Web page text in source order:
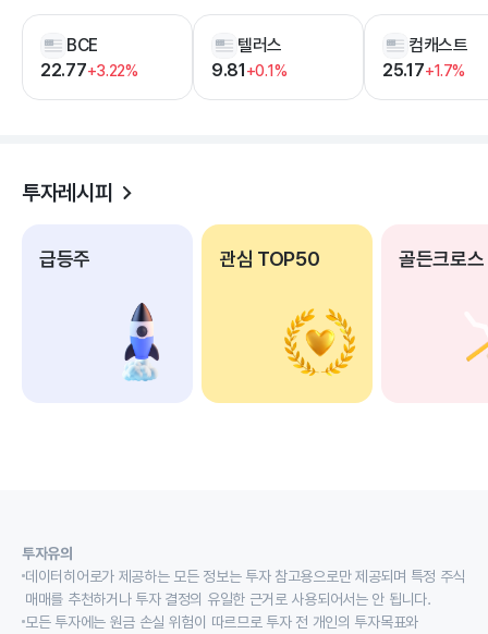
BCE
22.77+3.22%
텔러스
9.81+0.1%
컴캐스트
25.17+1.7%
투자레시피
급등주 관심 TOP50 골든크로스
투자유의
데이터히어로가 제공하는 모든 정보는 투자 참고용으로만 제공되며 특정 주식
매매를 추천하거나 투자 결정의 유일한 근거로 사용되어서는 안 됩니다.
모든 투자에는 원금 손실 위험이 따르므로 투자 전 개인의 투자목표와